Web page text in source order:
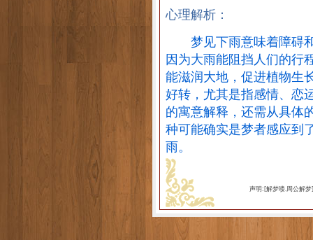
心理解析：
梦见下雨意味着障碍和
因为大雨能阻挡人们的行
能滋润大地，促进植物生
好转，尤其是指感情、恋
的寓意解释，还需从具体
种可能确实是梦者感应到
雨。
声明:[解梦喽.周公解